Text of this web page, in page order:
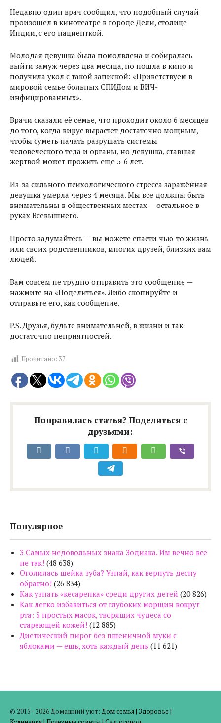
Недавно один врач сообщил, что подобный случай
произошел в кинотеатре в городе Дели, столице
Индии, с его пациенткой.
Молодая девушка была помолвлена и собиралась
выйти замуж через два месяца, но пошла в кино и
получила укол с такой запиской: «Приветствуем в
мировой семье больных СПИДом и ВИЧ-
инфицированных».
Врачи сказали её семье, что проходит около 6 месяцев
до того, когда вирус вырастет достаточно мощным,
чтобы суметь начать разрушать системы
человеческого тела и органы, но девушка, ставшая
жертвой может прожить еще 5-6 лет.
Из-за сильного психологического стресса заражённая
девушка умерла через 4 месяца. Мы все должны быть
внимательны в общественных местах — остальное в
руках Всевышнего.
Просто задумайтесь — вы можете спасти чью-то жизнь
или своих родственников, многих друзей, близких вам
людей.
Вам совсем не трудно отправить это сообщение —
нажмите на «Поделиться». Либо скопируйте и
отправьте его, как сообщение.
P.S. Друзья, будьте внимательней, в жизни и так
достаточно неприятностей.
Прочитано: 37
Понравилась статья? Поделиться с
друзьями:
Популярное
3 Самых недовольных знака Зодиака. Им вечно все
не так! (48 638)
Оголилась шейка зуба? Узнай, как вернуть десну
обратно! (26 834)
Как узнать «кесаренка» среди других детей (20 826)
Как легко избавиться от глубоких морщин вокруг
рта: 5 простых масок, творящих чудеса со
стареющей кожей! (12 885)
Диетический пирог без пшеничной муки с
яблоками — ешь, хоть каждый день (11 621)
© 2015 - 2026 Домашний уют: Дом семья| Здоровье |